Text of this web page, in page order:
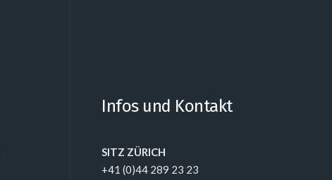
Infos und Kontakt
SITZ ZÜRICH
+41 (0)44 289 23 23